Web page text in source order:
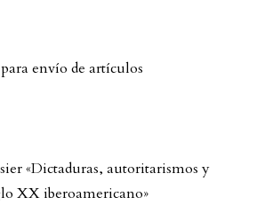
envío de artículos
«Dictaduras, autoritarismos y
XX iberoamericano»